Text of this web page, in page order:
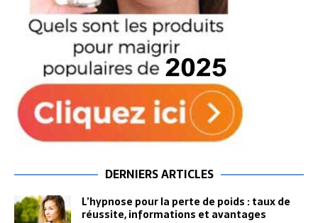
DERNIERS ARTICLES
L’hypnose pour la perte de poids : taux de
réussite, informations et avantages